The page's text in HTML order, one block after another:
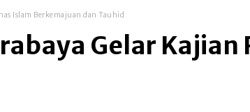
Islam Berkemajuan dan Tauhid
Gelar